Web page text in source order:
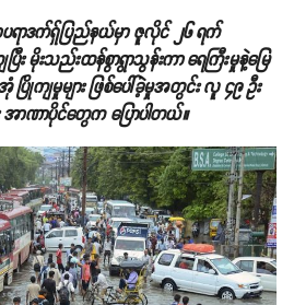
ရာဒက်ရှ်ပြည်နယ်မှာ ဇူလိုင် ၂၆ ရက်
မိုးသည်းထန်စွာရွာသွန်းကာ ရေကြီးမှုနဲ့မြေ
ကျမှုများ ဖြစ်ပေါ်ခဲ့မှုအတွင်း လူ ၄၉ ဦး
ာဏာပိုင်တွေက ပြောပါတယ်။